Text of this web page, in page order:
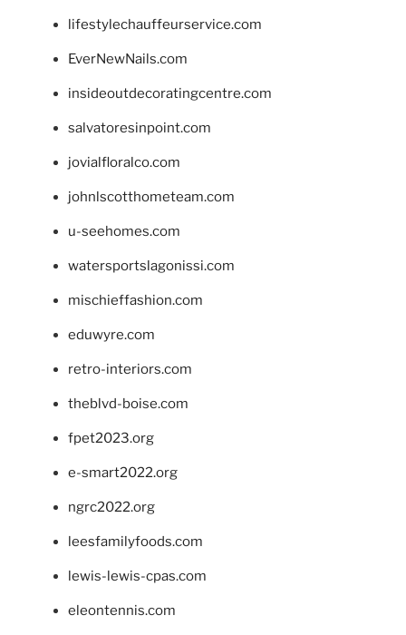
lifestylechauffeurservice.com
EverNewNails.com
insideoutdecoratingcentre.com
salvatoresinpoint.com
jovialfloralco.com
johnlscotthometeam.com
u-seehomes.com
watersportslagonissi.com
mischieffashion.com
eduwyre.com
retro-interiors.com
theblvd-boise.com
fpet2023.org
e-smart2022.org
ngrc2022.org
leesfamilyfoods.com
lewis-lewis-cpas.com
eleontennis.com